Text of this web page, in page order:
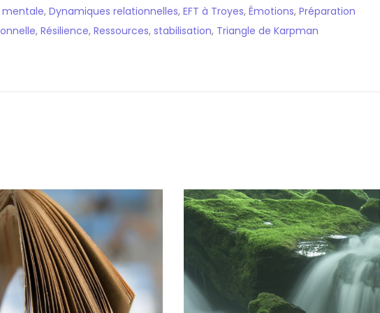
mentale, Dynamiques relationnelles, EFT à Troyes, Émotions, Préparation
, Résilience, Ressources, stabilisation, Triangle de Karpman